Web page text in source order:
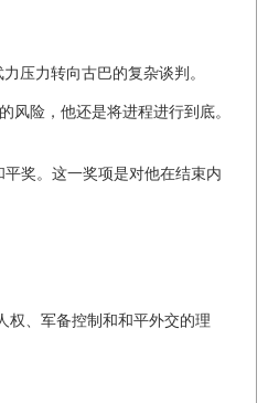
压力转向古巴的复杂谈判。
险，他还是将进程进行到底。
奖。这一奖项是对他在结束内
权、军备控制和和平外交的理